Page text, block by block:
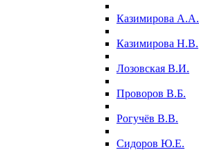
Казимирова А.А.
Казимирова Н.В.
Лозовская В.И.
Проворов В.Б.
Рогучёв В.В.
Сидоров Ю.Е.